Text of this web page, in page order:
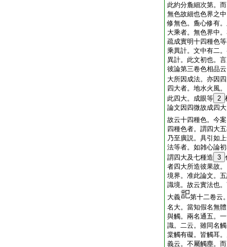
此約分麁細次第。
無色故細也色界之
修無色。麁心修有
大乘者。無色界中
疏成實明十四種色
乘異計。文中有二
異計。此文初也。
彼論第三卷色相品
大所因成法。亦因
四大者。地水火風
此四大。成眼等 2
論文因四微故成四
故云十四種色。今
四種色者。謂四大
乃至廣説。具引如
法等者。如雑心論
謂四大及七種造 3
者四大所造彼果故
境界。准此論文。
識境。故云實法也
大義
第十二卷云
名大。當知假名無
與觸。兩名通五。
識。二云。雖同名
棠觸有礙。皆觸耳
義云。不屬觸塵。